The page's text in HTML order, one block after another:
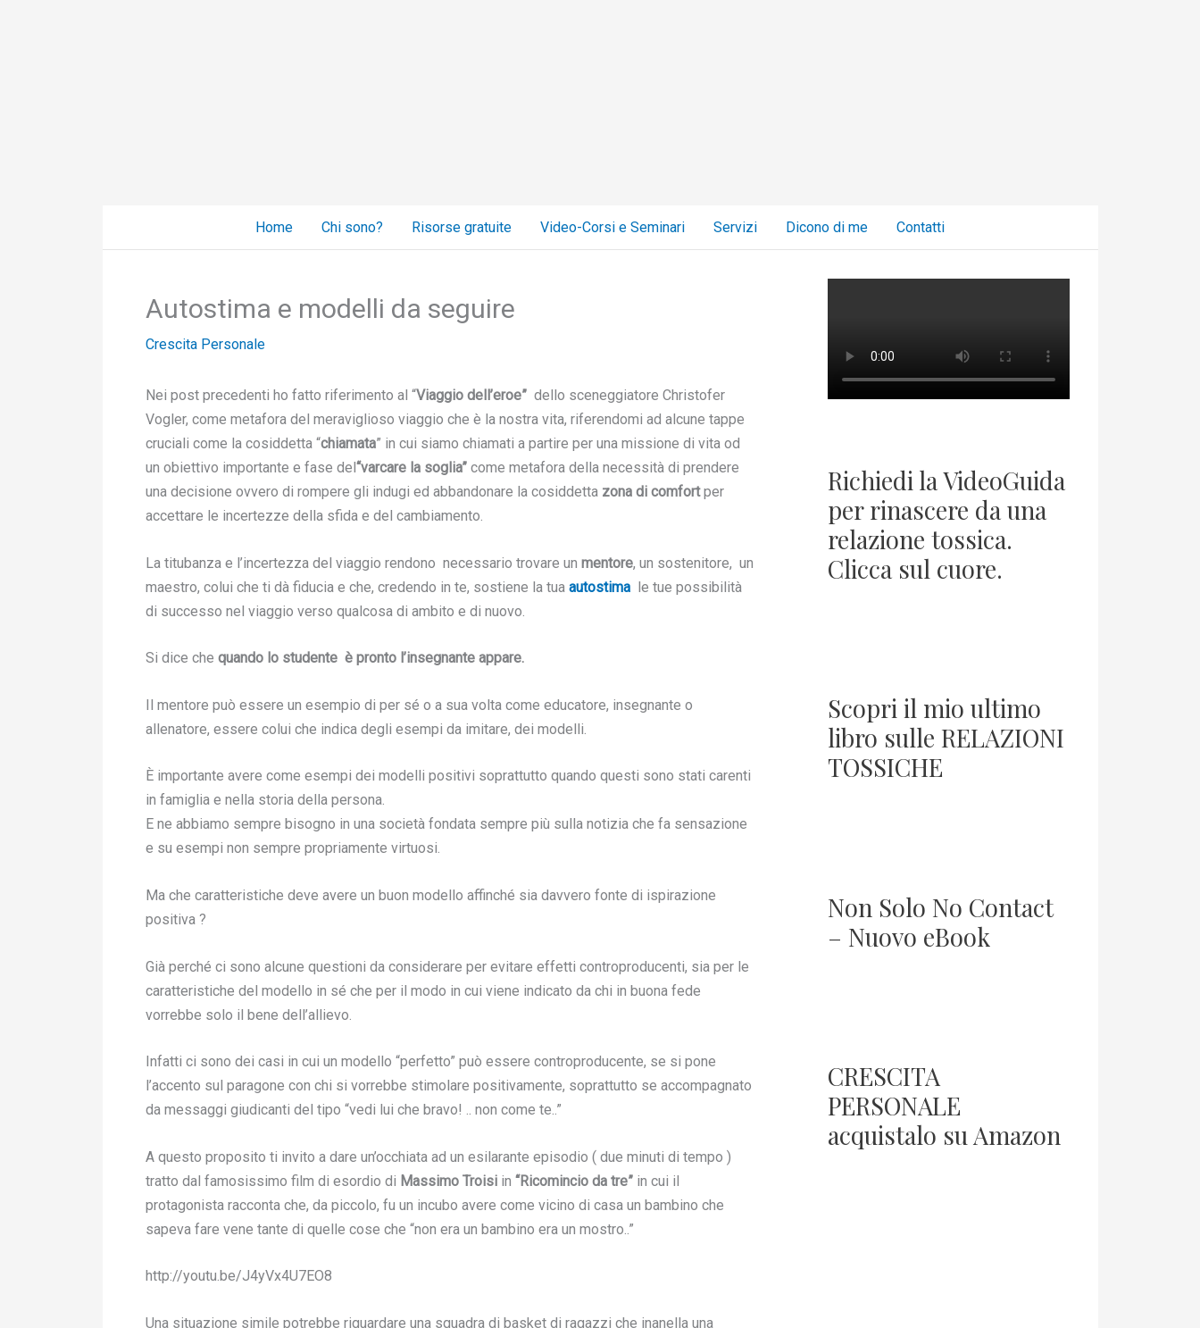
Home Chi sono? Risorse gratuite Video-Corsi e Seminari Servizi Dicono di me Contatti
Autostima e modelli da seguire
Crescita Personale
Nei post precedenti ho fatto riferimento al “Viaggio dell’eroe” dello sceneggiatore Christofer
Vogler, come metafora del meraviglioso viaggio che è la nostra vita, riferendomi ad alcune tappe
cruciali come la cosiddetta “chiamata” in cui siamo chiamati a partire per una missione di vita od
un obiettivo importante e fase del“varcare la soglia” come metafora della necessità di prendere
una decisione ovvero di rompere gli indugi ed abbandonare la cosiddetta zona di comfortper
accettare le incertezze della sfida e del cambiamento.
La titubanza e l’incertezza del viaggio rendono necessario trovare un mentore, un sostenitore, un
maestro, colui che ti dà fiducia e che, credendo in te, sostiene la tua autostimale tue possibilità
di successo nel viaggio verso qualcosa di ambito e di nuovo.
Si dice che quando lo studente è pronto l’insegnante appare.
Il mentore può essere un esempio di per sé o a sua volta come educatore, insegnante o
allenatore, essere colui che indica degli esempi da imitare, dei modelli.
È importante avere come esempi dei modelli positivi soprattutto quando questi sono stati carenti
in famiglia e nella storia della persona.
E ne abbiamo sempre bisogno in una società fondata sempre più sulla notizia che fa sensazione
e su esempi non sempre propriamente virtuosi.
Ma che caratteristiche deve avere un buon modello affinché sia davvero fonte di ispirazione
positiva ?
Già perché ci sono alcune questioni da considerare per evitare effetti controproducenti, sia per le
caratteristiche del modello in sé che per il modo in cui viene indicato da chi in buona fede
vorrebbe solo il bene dell’allievo.
Infatti ci sono dei casi in cui un modello “perfetto” può essere controproducente, se si pone
l’accento sul paragone con chi si vorrebbe stimolare positivamente, soprattutto se accompagnato
da messaggi giudicanti del tipo “vedi lui che bravo! .. non come te..”
A questo proposito ti invito a dare un’occhiata ad un esilarante episodio ( due minuti di tempo )
tratto dal famosissimo film di esordio di Massimo Troisi in “Ricomincio da tre”in cui il
protagonista racconta che, da piccolo, fu un incubo avere come vicino di casa un bambino che
sapeva fare vene tante di quelle cose che “non era un bambino era un mostro..”
http://youtu.be/J4yVx4U7EO8
Una situazione simile potrebbe riguardare una squadra di basket di ragazzi che inanella una
Richiedi la VideoGuida
per rinascere da una
relazione tossica.
Clicca sul cuore.
Scopri il mio ultimo
libro sulle RELAZIONI
TOSSICHE
Non Solo No Contact
– Nuovo eBook
CRESCITA
PERSONALE
acquistalo su Amazon